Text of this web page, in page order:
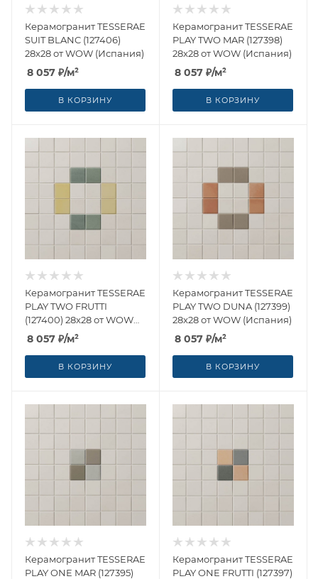
Керамогранит TESSERAE
SUIT BLANC (127406)
28x28 от WOW (Испания)
8 057 ₽/м²
В КОРЗИНУ
Керамогранит TESSERAE
PLAY TWO MAR (127398)
28x28 от WOW (Испания)
8 057 ₽/м²
В КОРЗИНУ
Керамогранит TESSERAE
PLAY TWO FRUTTI
(127400) 28x28 от WOW
(Испания)
8 057 ₽/м²
В КОРЗИНУ
Керамогранит TESSERAE
PLAY TWO DUNA (127399)
28x28 от WOW (Испания)
8 057 ₽/м²
В КОРЗИНУ
Керамогранит TESSERAE
PLAY ONE MAR (127395)
Керамогранит TESSERAE
PLAY ONE FRUTTI (127397)